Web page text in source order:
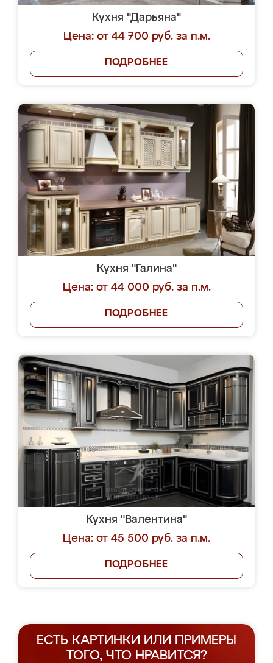
Кухня "Дарьяна"
Цена: от 44 700 руб. за п.м.
ПОДРОБНЕЕ
Кухня "Галина"
Цена: от 44 000 руб. за п.м.
ПОДРОБНЕЕ
Кухня "Валентина"
Цена: от 45 500 руб. за п.м.
ПОДРОБНЕЕ
ЕСТЬ КАРТИНКИ ИЛИ ПРИМЕРЫ
ТОГО, ЧТО НРАВИТСЯ?